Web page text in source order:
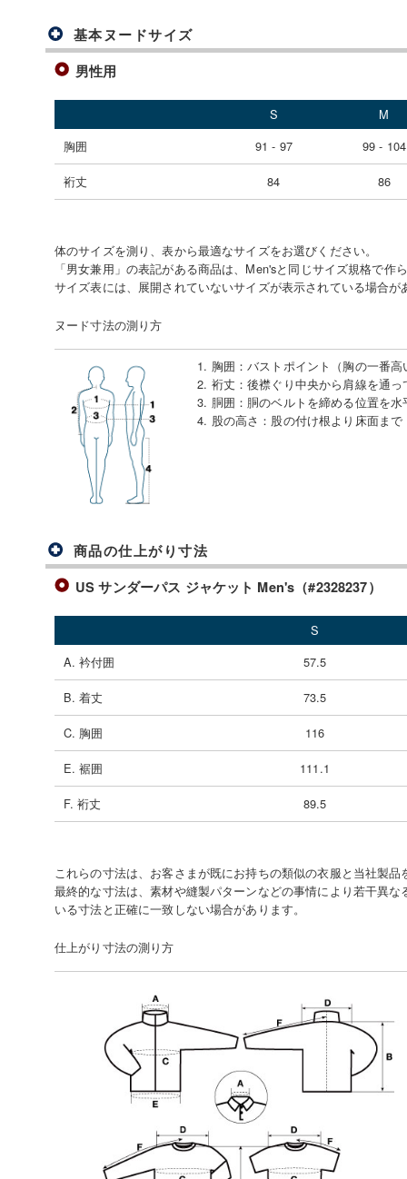
基本ヌードサイズ
男性用
S
M
胸囲
91 - 97 99 - 104
裄丈 84 86
体のサイズを測り、表から最適なサイズをお選びください。
「男女兼用」の表記がある商品は、Men'sと同じサイズ規格で作
サイズ表には、展開されていないサイズが表示されている場合が
ヌード寸法の測り方
1. 胸囲 ：バストポイント（胸の一番
2. 裄丈 ：後襟ぐり中央から肩線を通
3. 胴囲 ： 胴のベルトを締める位置を
4. 股の高さ ： 股の付け根より床面まで
商品の仕上がり寸法
US サンダーパス ジャケット Men's（#2328237）
S
A. 衿付囲
57.5
B. 着丈 73.5
C. 胸囲 116
E. 裾囲 111.1
F. 裄丈 89.5
これらの寸法は、お客さまが既にお持ちの類似の衣服と当社製
最終的な寸法は、素材や縫製パターンなどの事情により若干異
いる寸法と正確に一致しない場合があります。
仕上がり寸法の測り方